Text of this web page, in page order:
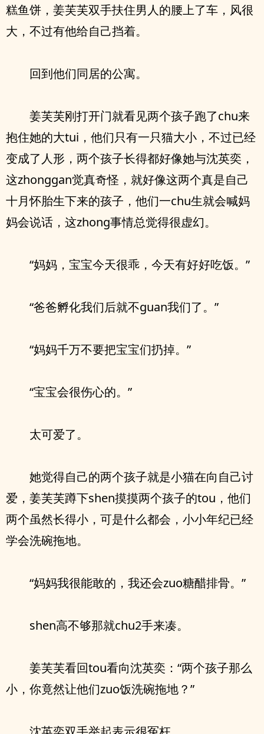
糕鱼饼，姜芙芙双手扶住男人的腰上了车，风很
大，不过有他给自己挡着。
回到他们同居的公寓。
姜芙芙刚打开门就看见两个孩子跑了chu来
抱住她的大tui，他们只有一只猫大小，不过已经
变成了人形，两个孩子长得都好像她与沈英奕，
这zhonggan觉真奇怪，就好像这两个真是自己
十月怀胎生下来的孩子，他们一chu生就会喊妈
妈会说话，这zhong事情总觉得很虚幻。
“妈妈，宝宝今天很乖，今天有好好吃饭。”
“爸爸孵化我们后就不guan我们了。”
“妈妈千万不要把宝宝们扔掉。”
“宝宝会很伤心的。”
太可爱了。
她觉得自己的两个孩子就是小猫在向自己讨
爱，姜芙芙蹲下shen摸摸两个孩子的tou，他们
两个虽然长得小，可是什么都会，小小年纪已经
学会洗碗拖地。
“妈妈我很能敢的，我还会zuo糖醋排骨。”
shen高不够那就chu2手来凑。
姜芙芙看回tou看向沈英奕：“两个孩子那么
小，你竟然让他们zuo饭洗碗拖地？”